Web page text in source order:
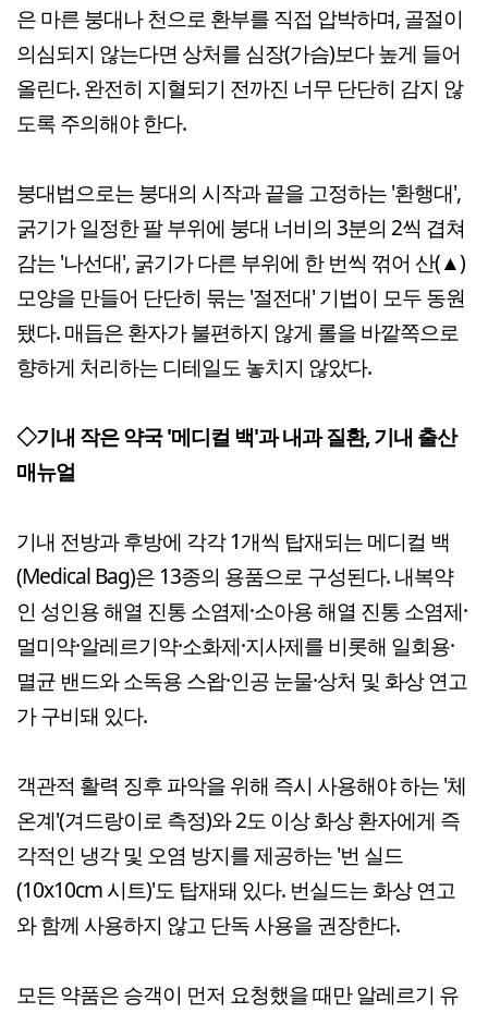
은 마른 붕대나 천으로 환부를 직접 압박하며, 골절이
의심되지 않는다면 상처를 심장(가슴)보다 높게 들어
올린다. 완전히 지혈되기 전까진 너무 단단히 감지 않
도록 주의해야 한다.
붕대법으로는 붕대의 시작과 끝을 고정하는 '환행대',
굵기가 일정한 팔 부위에 붕대 너비의 3분의 2씩 겹쳐
감는 '나선대', 굵기가 다른 부위에 한 번씩 꺾어 산(▲)
모양을 만들어 단단히 묶는 '절전대' 기법이 모두 동원
됐다. 매듭은 환자가 불편하지 않게 롤을 바깥쪽으로
향하게 처리하는 디테일도 놓치지 않았다.
◇기내 작은 약국 '메디컬 백'과 내과 질환, 기내 출산
매뉴얼
기내 전방과 후방에 각각 1개씩 탑재되는 메디컬 백
(Medical Bag)은 13종의 용품으로 구성된다. 내복약
인 성인용 해열 진통 소염제·소아용 해열 진통 소염제·
멀미약·알레르기약·소화제·지사제를 비롯해 일회용·
멸균 밴드와 소독용 스왑·인공 눈물·상처 및 화상 연고
가 구비돼 있다.
객관적 활력 징후 파악을 위해 즉시 사용해야 하는 '체
온계'(겨드랑이로 측정)와 2도 이상 화상 환자에게 즉
각적인 냉각 및 오염 방지를 제공하는 '번 실드
(10x10cm 시트)'도 탑재돼 있다. 번실드는 화상 연고
와 함께 사용하지 않고 단독 사용을 권장한다.
모든 약품은 승객이 먼저 요청했을 때만 알레르기 유